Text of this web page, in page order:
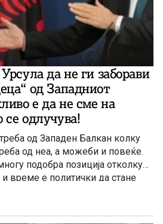
да не ги заборави
од Западниот
е да не сме на
се одлучува!
од Западен Балкан колку
од неа, а можеби и повеќе.
подобра позиција отколку
време е политички да стане
изјави албанскиот
Западен Балкан повеќе не